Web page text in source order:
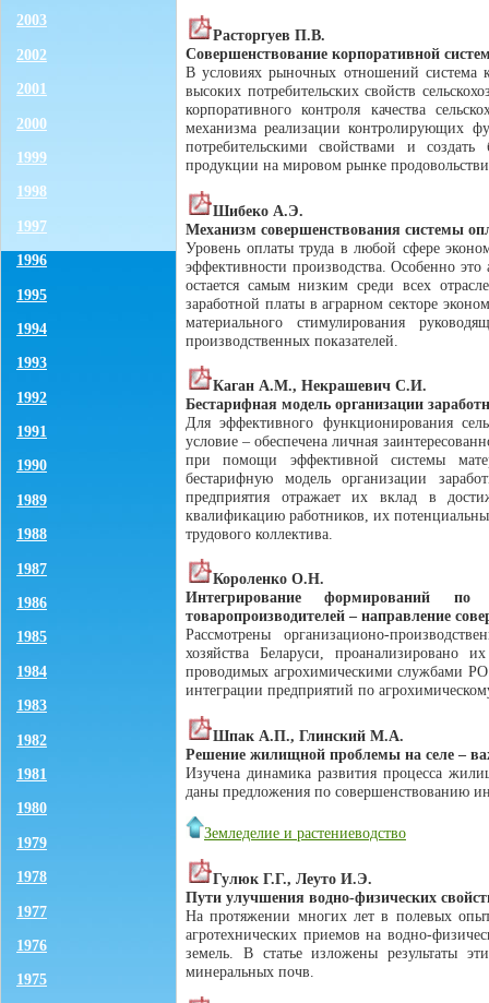
2003
2002
2001
2000
1999
1998
1997
1996
1995
1994
1993
1992
1991
1990
1989
1988
1987
1986
1985
1984
1983
1982
1981
1980
1979
1978
1977
1976
1975
Расторгуев П.В.
Совершенствование корпоративной
В условиях рыночных отношений система
высоких потребительских свойств
корпоративного контроля качества
механизма реализации контролирующих
потребительскими свойствами и создать
продукции на мировом рынке
Шибеко А.Э.
Механизм совершенствования системы
Уровень оплаты труда в любой сфере
эффективности производства. Особенно
остается самым низким среди всех
заработной платы в аграрном секторе
материального стимулирования
производственных показателей.
Каган А.М., Некрашевич С.И.
Бестарифная модель организации
Для эффективного функционирования
условие – обеспечена личная
при помощи эффективной системы
бестарифную модель организации
предприятия отражает их вклад в
квалификацию работников, их
трудового коллектива.
Короленко О.Н.
Интегрирование формирований по
товаропроизводителей – направление
Рассмотрены организационо-
хозяйства Беларуси, проанализировано
проводимых агрохимическими службами РО
интеграции предприятий по
Шпак А.П., Глинский М.А.
Решение жилищной проблемы на селе –
Изучена динамика развития процесса
даны предложения по совершенствованию
Земледелие и растениеводство
Гулюк Г.Г., Леуто И.Э.
Пути улучшения водно-физических
На протяжении многих лет в полевых
агротехнических приемов на водно-
земель. В статье изложены результаты
минеральных почв.